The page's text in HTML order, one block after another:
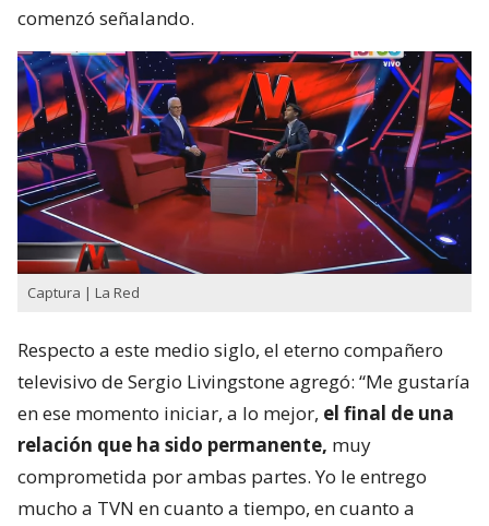
comenzó señalando.
Captura | La Red
Respecto a este medio siglo, el eterno compañero
televisivo de Sergio Livingstone agregó: “Me gustaría
en ese momento iniciar, a lo mejor, el final de una
relación que ha sido permanente, muy
comprometida por ambas partes. Yo le entrego
mucho a TVN en cuanto a tiempo, en cuanto a